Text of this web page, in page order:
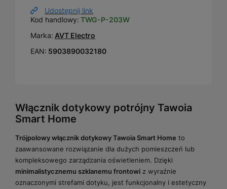
Udostępnij link
Kod handlowy: TWG-P-203W
Marka: AVT Electro
EAN: 5903890032180
Włącznik dotykowy potrójny Tawoia
Smart Home
Trójpolowy włącznik dotykowy Tawoia Smart Home to
zaawansowane rozwiązanie dla dużych pomieszczeń lub
kompleksowego zarządzania oświetleniem. Dzięki
minimalistycznemu szklanemu frontowi z wyraźnie
oznaczonymi strefami dotyku, jest funkcjonalny i estetyczny